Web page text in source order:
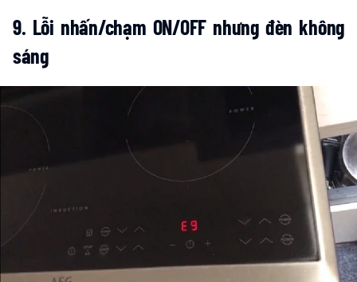
9. Lỗi nhấn/chạm ON/OFF nhưng đèn không
sáng